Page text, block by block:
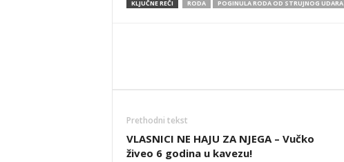
KLJUČNE REČI RODA POGINULA RODA OD STRUJNOG UDARA
Prethodni tekst
VLASNICI NE HAJU ZA NJEGA – Vučko
živeo 6 godina u kavezu!